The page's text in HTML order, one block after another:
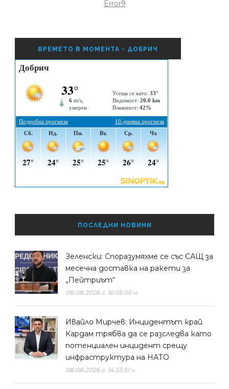
Error9
ВРЕМЕТО В МОМЕНТА - ДОБРИЧ
ПОСЛЕДНИ НОВИНИ
Зеленски: Споразумяхме се със САЩ за
месечна доставка на ракети за
„Пейтриът“
08.08.2026 г. 16:05:05 ч.
Ивайло Мирчев: Инцидентът край
Кардам трябва да се разследва като
потенциален инцидент срещу
инфраструктура на НАТО
08.08.2026 г. 14:33:51 ч.